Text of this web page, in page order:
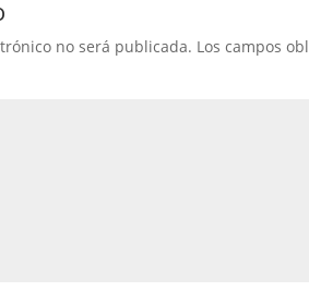
no será publicada. Los campos